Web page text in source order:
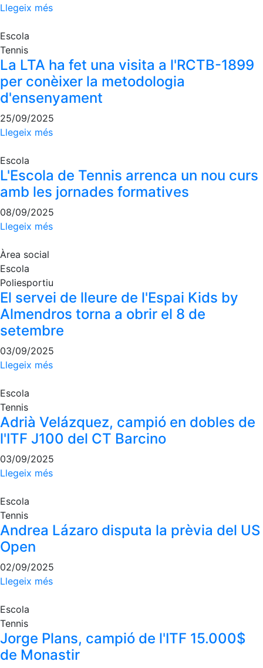
Llegeix més
Escola
Tennis
La LTA ha fet una visita a l'RCTB-1899
per conèixer la metodologia
d'ensenyament
25/09/2025
Llegeix més
Escola
L'Escola de Tennis arrenca un nou curs
amb les jornades formatives
08/09/2025
Llegeix més
Àrea social
Escola
Poliesportiu
El servei de lleure de l'Espai Kids by
Almendros torna a obrir el 8 de
setembre
03/09/2025
Llegeix més
Escola
Tennis
Adrià Velázquez, campió en dobles de
l'ITF J100 del CT Barcino
03/09/2025
Llegeix més
Escola
Tennis
Andrea Lázaro disputa la prèvia del US
Open
02/09/2025
Llegeix més
Escola
Tennis
Jorge Plans, campió de l'ITF 15.000$
de Monastir